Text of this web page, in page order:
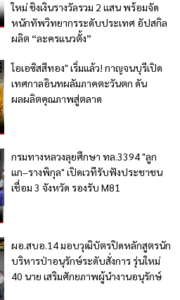
ใหม่ ชิงเงินรางวัลรวม 2 แสน พร้อมจัด
หนักทัพวิทยากรระดับประเทศ อัปสกิล
ผลิต “ละครแนวตั้ง”
โอเอซิสสีทอง" เริ่มแล้ว! กาญจนบุรีเปิด
เทศกาลอินทผลัมภาคตะวันตก ดัน
ผลผลิตคุณภาพสู่ตลาด
กรมทางหลวงลุยศึกษา ทล.3394 "ลูก
แก–รางพิกุล" เปิดเวทีรับฟังประชาชน
เชื่อม 3 จังหวัด รองรับ M81
ผอ.สบอ.14 มอบวุฒิบัตรปิดหลักสูตรนัก
บริหารป่าอนุรักษ์ระดับสั่งการ รุ่นใหม่
40 นาย เสริมศักยภาพผู้นำงานอนุรักษ์